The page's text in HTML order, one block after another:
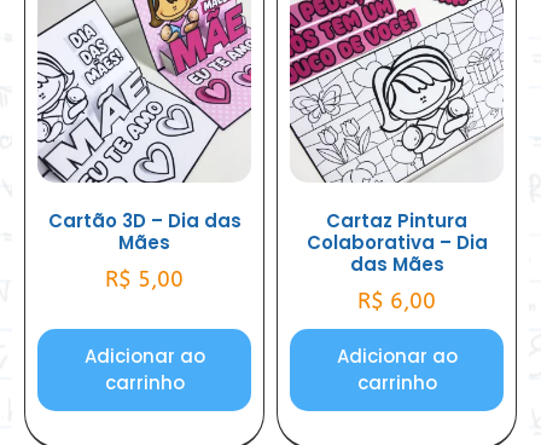
Cartão 3D – Dia das
Mães
R$ 5,00
Adicionar ao
carrinho
Cartaz Pintura
Colaborativa – Dia
das Mães
R$ 6,00
Adicionar ao
carrinho